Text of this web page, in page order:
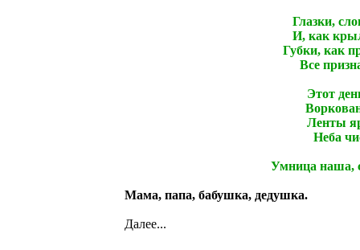
Глазки,
И, как
Губки, как
Все
Этот
Ленты
Неба
Умница наша,
Мама, папа, бабушка, дедушка.
Далее...